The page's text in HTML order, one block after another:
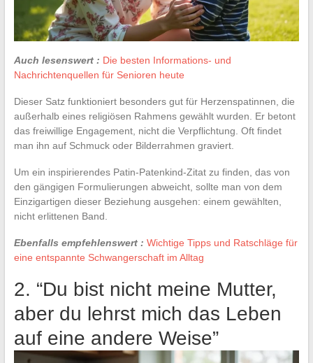
Auch lesenswert : Die besten Informations- und
Nachrichtenquellen für Senioren heute
Dieser Satz funktioniert besonders gut für Herzenspatinnen, die
außerhalb eines religiösen Rahmens gewählt wurden. Er betont
das freiwillige Engagement, nicht die Verpflichtung. Oft findet
man ihn auf Schmuck oder Bilderrahmen graviert.
Um ein inspirierendes Patin-Patenkind-Zitat zu finden, das von
den gängigen Formulierungen abweicht, sollte man von dem
Einzigartigen dieser Beziehung ausgehen: einem gewählten,
nicht erlittenen Band.
Ebenfalls empfehlenswert : Wichtige Tipps und Ratschläge für
eine entspannte Schwangerschaft im Alltag
2. “Du bist nicht meine Mutter,
aber du lehrst mich das Leben
auf eine andere Weise”